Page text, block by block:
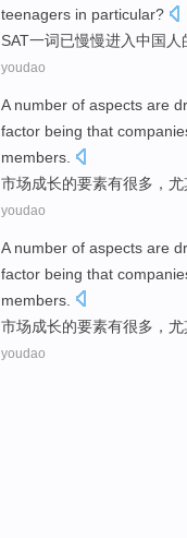
teenagers in particular?
SAT一词已慢慢进入中国人
youdao
A number of aspects are
factor being that
members
市场成长的要素有很多 ，
youdao
A number of aspects are
factor being that
members
市场成长的要素有很多 ，
youdao